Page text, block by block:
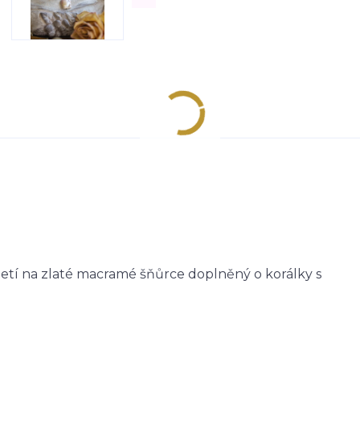
na zlaté macramé šňůrce doplněný o korálky s